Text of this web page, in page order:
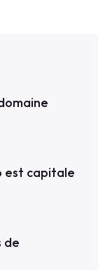
est capitale
de